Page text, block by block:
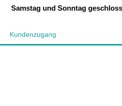
Samstag und Sonntag
Kundenzugang